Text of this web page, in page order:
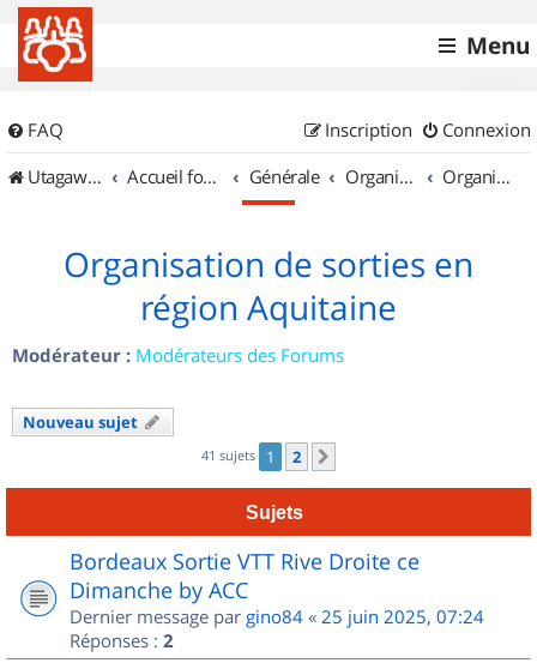
Menu
FAQ Connexion
Inscription
UtagawaVTT (Randos VTT et VTTAE avec traces GPS)
Accueil forum Générale Organisation de sorties & Recherche de partenaires Organisation de sorties en région Aquitaine
Organisation de sorties en
région Aquitaine
Modérateur : Modérateurs des Forums
Nouveau sujet
41 sujets 1 2
Sujets
Bordeaux Sortie VTT Rive Droite ce
Dimanche by ACC
Dernier message par gino84 « 25 juin 2025, 07:24
Réponses : 2